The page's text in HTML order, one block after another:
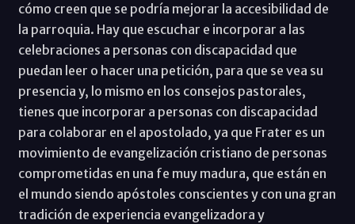
cómo creen que se podría mejorar la accesibilidad de
la parroquia. Hay que escuchar e incorporar a las
celebraciones a personas con discapacidad que
puedan leer o hacer una petición, para que se vea su
presencia y, lo mismo en los consejos pastorales,
tienes que incorporar a personas con discapacidad
para colaborar en el apostolado, ya que Frater es un
movimiento de evangelización cristiano de personas
comprometidas en una fe muy madura, que están en
el mundo siendo apóstoles conscientes y con una gran
tradición de experiencia evangelizadora y